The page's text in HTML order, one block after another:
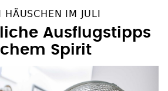
HÄUSCHEN IM JULI
Ausflugstipps
Spirit